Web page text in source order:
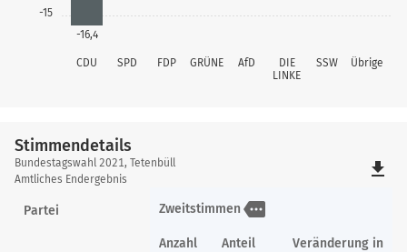
-15
CDU SPD FDP GRÜNE AfD
DIE
LINKE
SSW Übrige
-16,4
Stimmendetails
Stimmendetails
Bundestagswahl 2021, Tetenbüll
Amtliches Endergebnis
file_download
Partei Zweitstimmen more
Anzahl Anteil
Veränderung in